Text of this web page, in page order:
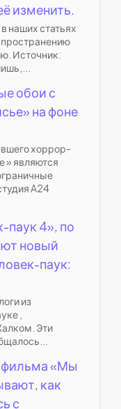
изменить.
наших статьях
Источник:
обои с
на фоне
хоррор-
» являются
A24
паук 4», по
новый
паук:
из
,
Эти
фильма «Мы
как
с